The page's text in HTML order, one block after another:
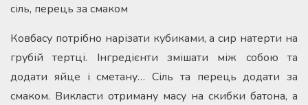
сіль, перець за смаком
Ковбасу потрібно нарізати кубиками, а сир натерти на
грубій тертці. Інгредієнти змішати між собою та
додати яйце і сметану… Сіль та перець додати за
смаком. Викласти отриману масу на скибки батона, а